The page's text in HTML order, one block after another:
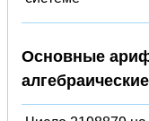
Основные